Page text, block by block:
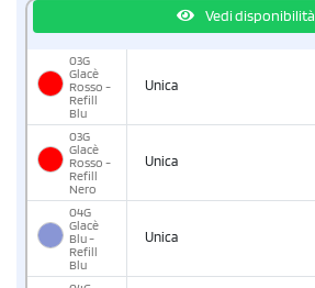
Vedi disponibilità
03G
Glacè
Rosso -
Refill
Blu
Unica
03G
Glacè
Rosso -
Refill
Nero
Unica
04G
Glacè
Blu -
Refill
Blu
Unica